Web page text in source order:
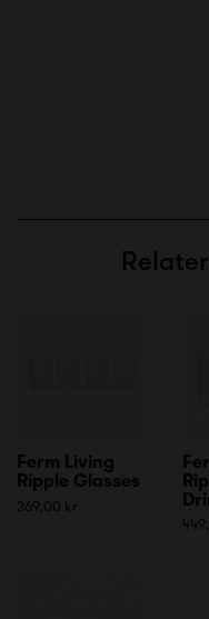
Ferm Living
Ripple Glasses
369,00 kr